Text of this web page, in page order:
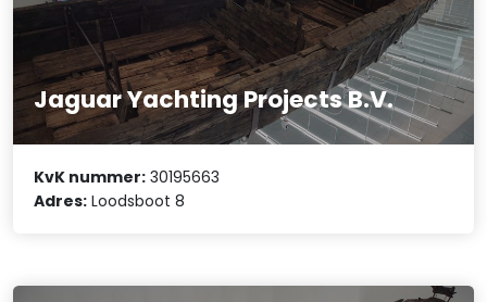
Jaguar Yachting Projects B.V.
KvK nummer: 30195663
Adres: Loodsboot 8